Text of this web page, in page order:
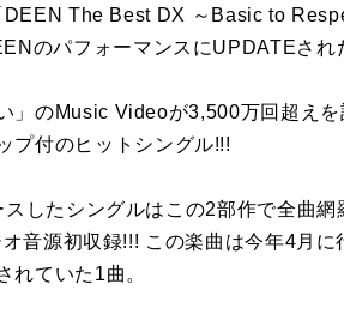
The Best DX ～Basic to
のパフォーマンスにUPDATEされ
」のMusic Videoが3,500万回超え
プ付のヒットシングル!!!
したシングルはこの2部作で全曲
音源初収録!!! この楽曲は今年4月に
れていた1曲。